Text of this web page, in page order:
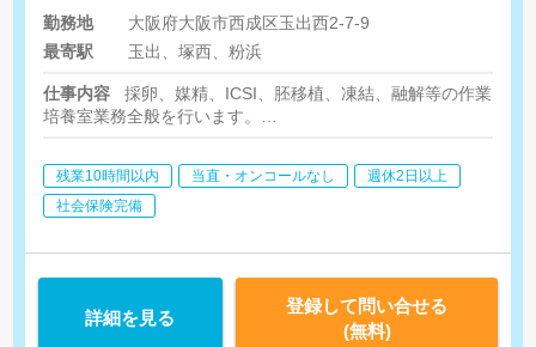
インセンティブ有り 修士号を
お持ちの方 +20,000円/月 博
円/月
勤務地
大阪府大阪市西成区玉出西2-7-9
最寄駅
玉出、塚西、粉浜
仕事内容
採卵、媒精、ICSI、胚移植、凍結、融解等の作業、患
培養室業務全般を⾏います。
残業10時間以内 当直・オンコールなし
週休2日以上
社会保険完備
詳細を見る
登録して問い合せる
(無料)